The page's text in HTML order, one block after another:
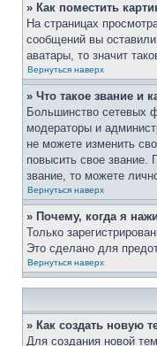
» Как поместить
На страницах
сообщений вы
аватары, то значит
Вернуться наверх
» Что такое звание и
Большинство сетевых
модераторы и
не можете изменить
повысить свое звание.
звание, то можете
Вернуться наверх
» Почему, когда я
Только
Это сделано для
Вернуться наверх
» Как создать новую
Для создания новой